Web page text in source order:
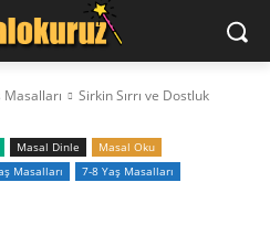
Masalları
Sirkin Sırrı ve Dostluk
Masal Dinle
Masal Oku
Masalları
7-8 Yaş Masalları